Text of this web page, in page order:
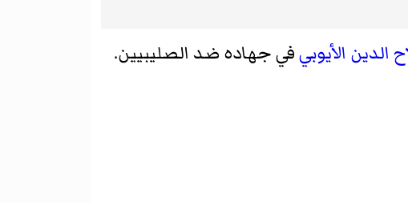
الدين الأيوبيفي جهاده ضد الصليبيين.